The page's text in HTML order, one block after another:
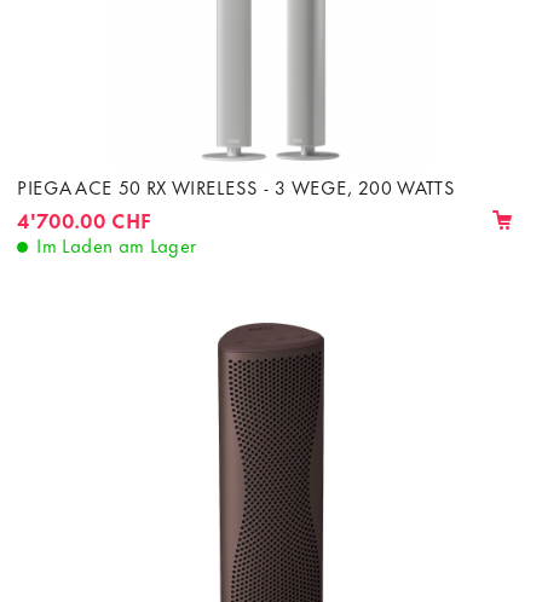
PIEGA ACE 50 RX WIRELESS - 3 WEGE, 200 WATTS
4'700.00 CHF
Im Laden am Lager